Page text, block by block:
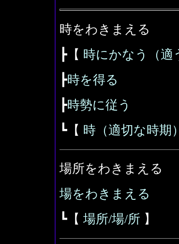
時をわきまえる
┣【 時にかなう（適
┣時を得る
┣時勢に従う
┗【 時（適切な時期）
場所をわきまえる
場をわきまえる
┗【 場所/場/所 】